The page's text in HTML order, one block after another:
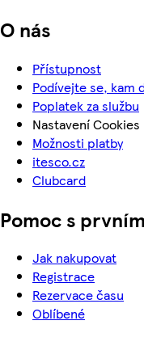
O nás
Přístupnost
Podívejte se, kam
Poplatek za službu
Nastavení Cookies
Možnosti platby
itesco.cz
Clubcard
Pomoc s
Jak nakupovat
Registrace
Rezervace času
Oblíbené